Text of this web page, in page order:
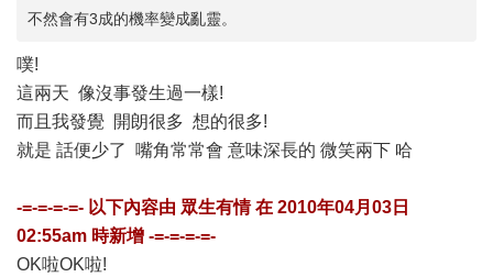
不然會有3成的機率變成亂靈。
噗!
這兩天 像沒事發生過一樣!
而且我發覺 開朗很多 想的很多!
就是 話便少了 嘴角常常會 意味深長的 微笑兩下 哈
-=-=-=-=- 以下內容由 眾生有情在 2010年04月03日
02:55am 時新增 -=-=-=-=-
OK啦OK啦!